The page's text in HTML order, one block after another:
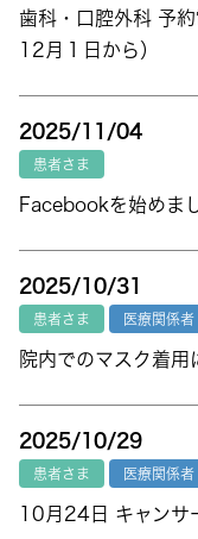
歯科・口腔外科 予
12月１日から）
2025/11/04
患者さま
Facebookを始めま
2025/10/31
患者さま 医療関係者
院内でのマスク着用
2025/10/29
患者さま 医療関係者
10月24日 キャンサ